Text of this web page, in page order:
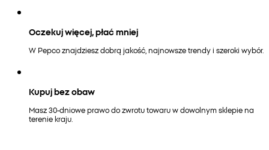
Oczekuj więcej, płać mniej
W Pepco znajdziesz dobrą jakość, najnowsze trendy i szeroki wybór.
Kupuj bez obaw
Masz 30-dniowe prawo do zwrotu towaru w dowolnym sklepie na
terenie kraju.